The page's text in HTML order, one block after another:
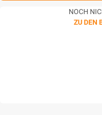
NOCH
ZU DEN